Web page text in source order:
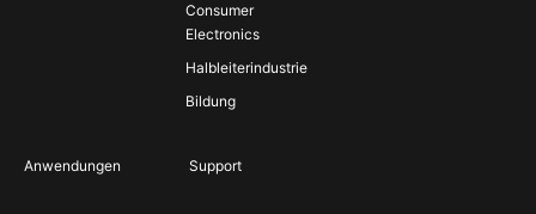
Consumer
Electronics
Halbleiterindustrie
Bildung
Anwendungen Support